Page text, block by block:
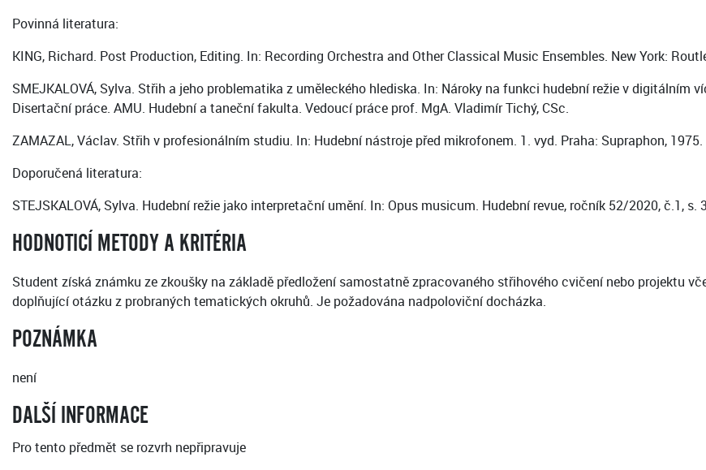
Povinná literatura:
KING, Richard. Post Production, Editing. In: Recording Orchestra and Other Classical Music Ensembles. New York:
SMEJKALOVÁ, Sylva. Střih a jeho problematika z uměleckého hlediska. In: Nároky na funkci hudební režie v digitálním
Disertační práce. AMU. Hudební a taneční fakulta. Vedoucí práce prof. MgA. Vladimír Tichý, CSc.
ZAMAZAL, Václav. Střih v profesionálním studiu. In: Hudební nástroje před mikrofonem. 1. vyd. Praha: Supraphon, 1975.
Doporučená literatura:
STEJSKALOVÁ, Sylva. Hudební režie jako interpretační umění. In: Opus musicum. Hudební revue, ročník 52/2020, č.1, s.
HODNOTICÍ METODY A KRITÉRIA
Student získá známku ze zkoušky na základě předložení samostatně zpracovaného střihového cvičení nebo projektu
doplňující otázku z probraných tematických okruhů. Je požadována nadpoloviční docházka.
POZNÁMKA
není
DALŠÍ INFORMACE
Pro tento předmět se rozvrh nepřipravuje